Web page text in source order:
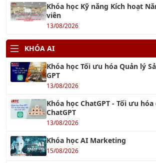
KHÓA AI
GPT
Khóa học ChatGPT - Tối ưu
ChatGPT
Khóa học AI Marketing
15/08/2026
Khóa học Ứng dụng AI cho
13/08/2026